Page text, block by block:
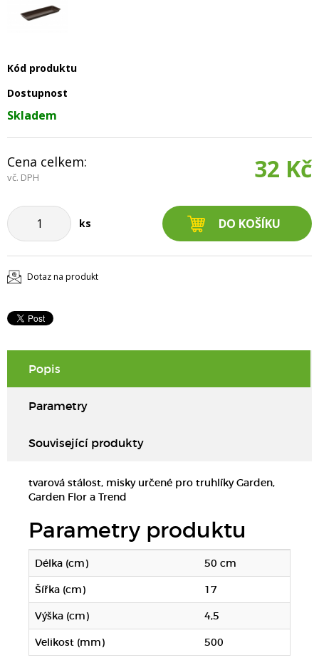
Kód produktu
Dostupnost
Skladem
Cena celkem:
vč. DPH 32 Kč
ks
Dotaz na produkt
Popis
Parametry
Související produkty
tvarová stálost, misky určené pro truhlíky Garden,
Garden Flor a Trend
Parametry produktu
Délka (cm) 50 cm
Šířka (cm) 17
Výška (cm) 4,5
Velikost (mm) 500